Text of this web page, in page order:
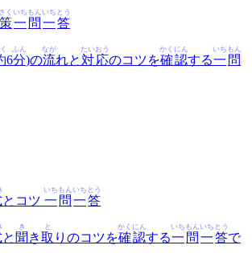
く
一
いち
問
もん
一
いち
答
とう
6分
ふん
)の流
なが
れと対応
たいおう
のコツを確認
かくにん
する一
いち
問
もん
とコツ 一
いち
問
もん
一
いち
答
とう
と 聞
き
き取
と
りのコツを確認
かくにん
する一
いち
問
もん
一
いち
答
とう
で